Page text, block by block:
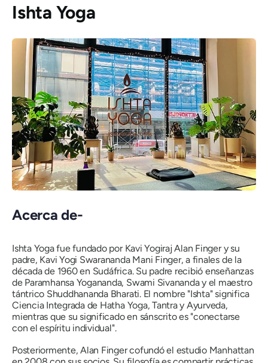
Ishta Yoga
Acerca de-
Ishta Yoga fue fundado por Kavi Yogiraj Alan Finger y su
padre, Kavi Yogi Swarananda Mani Finger, a finales de la
década de 1960 en Sudáfrica. Su padre recibió enseñanzas
de Paramhansa Yogananda, Swami Sivananda y el maestro
tántrico Shuddhananda Bharati. El nombre "Ishta" significa
Ciencia Integrada de Hatha Yoga, Tantra y Ayurveda,
mientras que su significado en sánscrito es "conectarse
con el espíritu individual".
Posteriormente, Alan Finger cofundó el estudio Manhattan